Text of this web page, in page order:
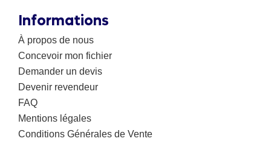
Informations
À propos de nous
Concevoir mon fichier
Demander un devis
Devenir revendeur
FAQ
Mentions légales
Conditions Générales de Vente